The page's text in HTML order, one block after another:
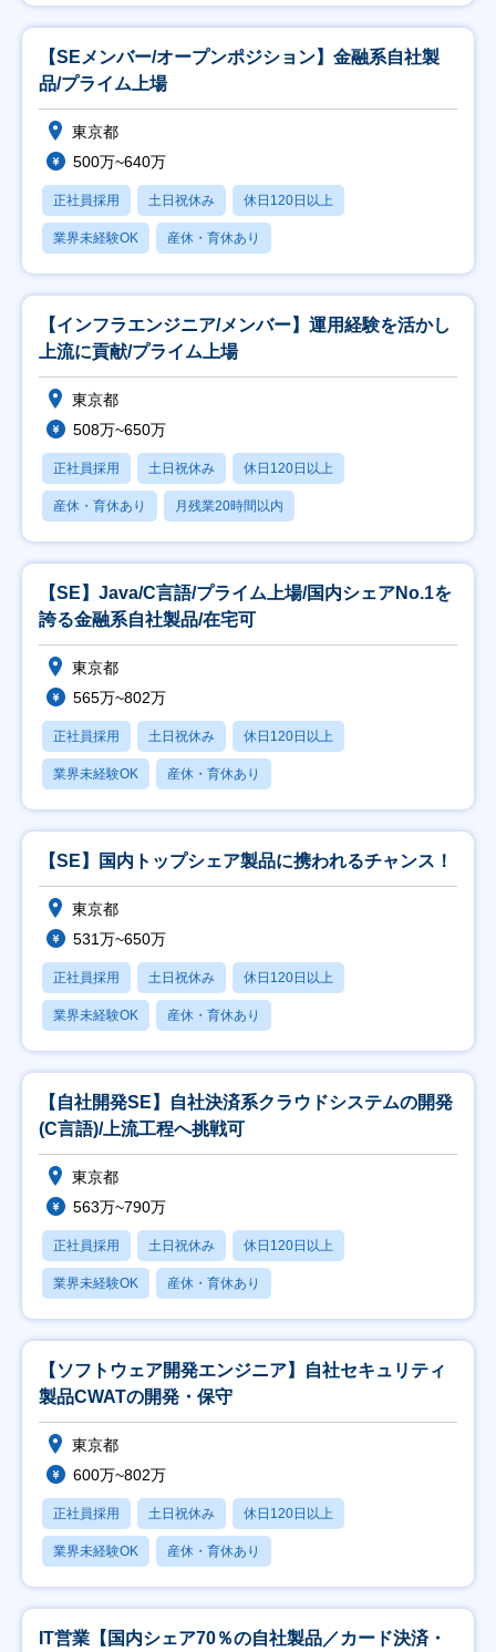
【SEメンバー/オープンポジション】金融系自社製
品/プライム上場
東京都
500万~640万
正社員採用 土日祝休み 休日120日以上
業界未経験OK 産休・育休あり
【インフラエンジニア/メンバー】運用経験を活かし
上流に貢献/プライム上場
東京都
508万~650万
正社員採用 土日祝休み 休日120日以上
産休・育休あり 月残業20時間以内
【SE】Java/C⾔語/プライム上場/国内シェアNo.1を
誇る⾦融系⾃社製品/在宅可
東京都
565万~802万
正社員採用 土日祝休み 休日120日以上
業界未経験OK 産休・育休あり
【SE】国内トップシェア製品に携われるチャンス！
東京都
531万~650万
正社員採用 土日祝休み 休日120日以上
業界未経験OK 産休・育休あり
【自社開発SE】自社決済系クラウドシステムの開発
(C言語)/上流工程へ挑戦可
東京都
563万~790万
正社員採用 土日祝休み 休日120日以上
業界未経験OK 産休・育休あり
【ソフトウェア開発エンジニア】⾃社セキュリティ
製品CWATの開発・保守
東京都
600万~802万
正社員採用 土日祝休み 休日120日以上
業界未経験OK 産休・育休あり
IT営業【国内シェア70％の自社製品／カード決済・